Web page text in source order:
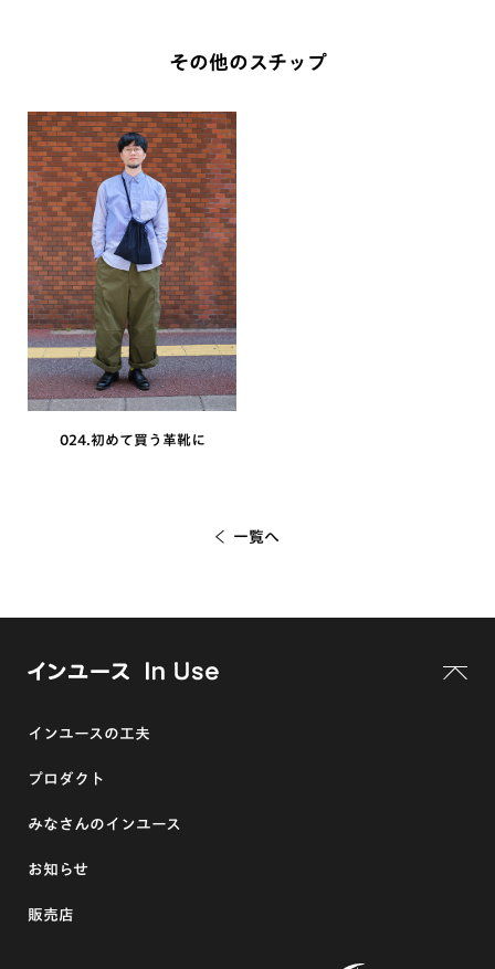
その他のスチップ
024.初めて買う革靴に
一覧へ
インユースの工夫
プロダクト
みなさんのインユース
お知らせ
販売店